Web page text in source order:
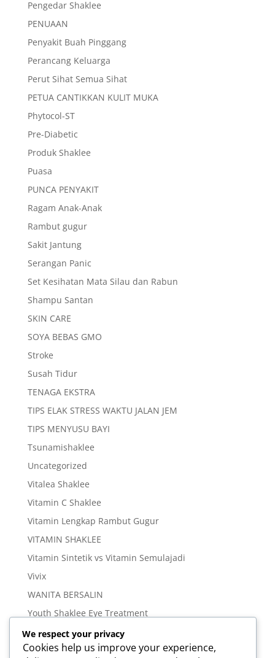
Pengedar Shaklee
PENUAAN
Penyakit Buah Pinggang
Perancang Keluarga
Perut Sihat Semua Sihat
PETUA CANTIKKAN KULIT MUKA
Phytocol-ST
Pre-Diabetic
Produk Shaklee
Puasa
PUNCA PENYAKIT
Ragam Anak-Anak
Rambut gugur
Sakit Jantung
Serangan Panic
Set Kesihatan Mata Silau dan Rabun
Shampu Santan
SKIN CARE
SOYA BEBAS GMO
Stroke
Susah Tidur
TENAGA EKSTRA
TIPS ELAK STRESS WAKTU JALAN JEM
TIPS MENYUSU BAYI
Tsunamishaklee
Uncategorized
Vitalea Shaklee
Vitamin C Shaklee
Vitamin Lengkap Rambut Gugur
VITAMIN SHAKLEE
Vitamin Sintetik vs Vitamin Semulajadi
Vivix
WANITA BERSALIN
Youth Shaklee Eye Treatment
YOUTH SKIN CARE SERIES
We respect your privacy
Cookies help us improve your experience,